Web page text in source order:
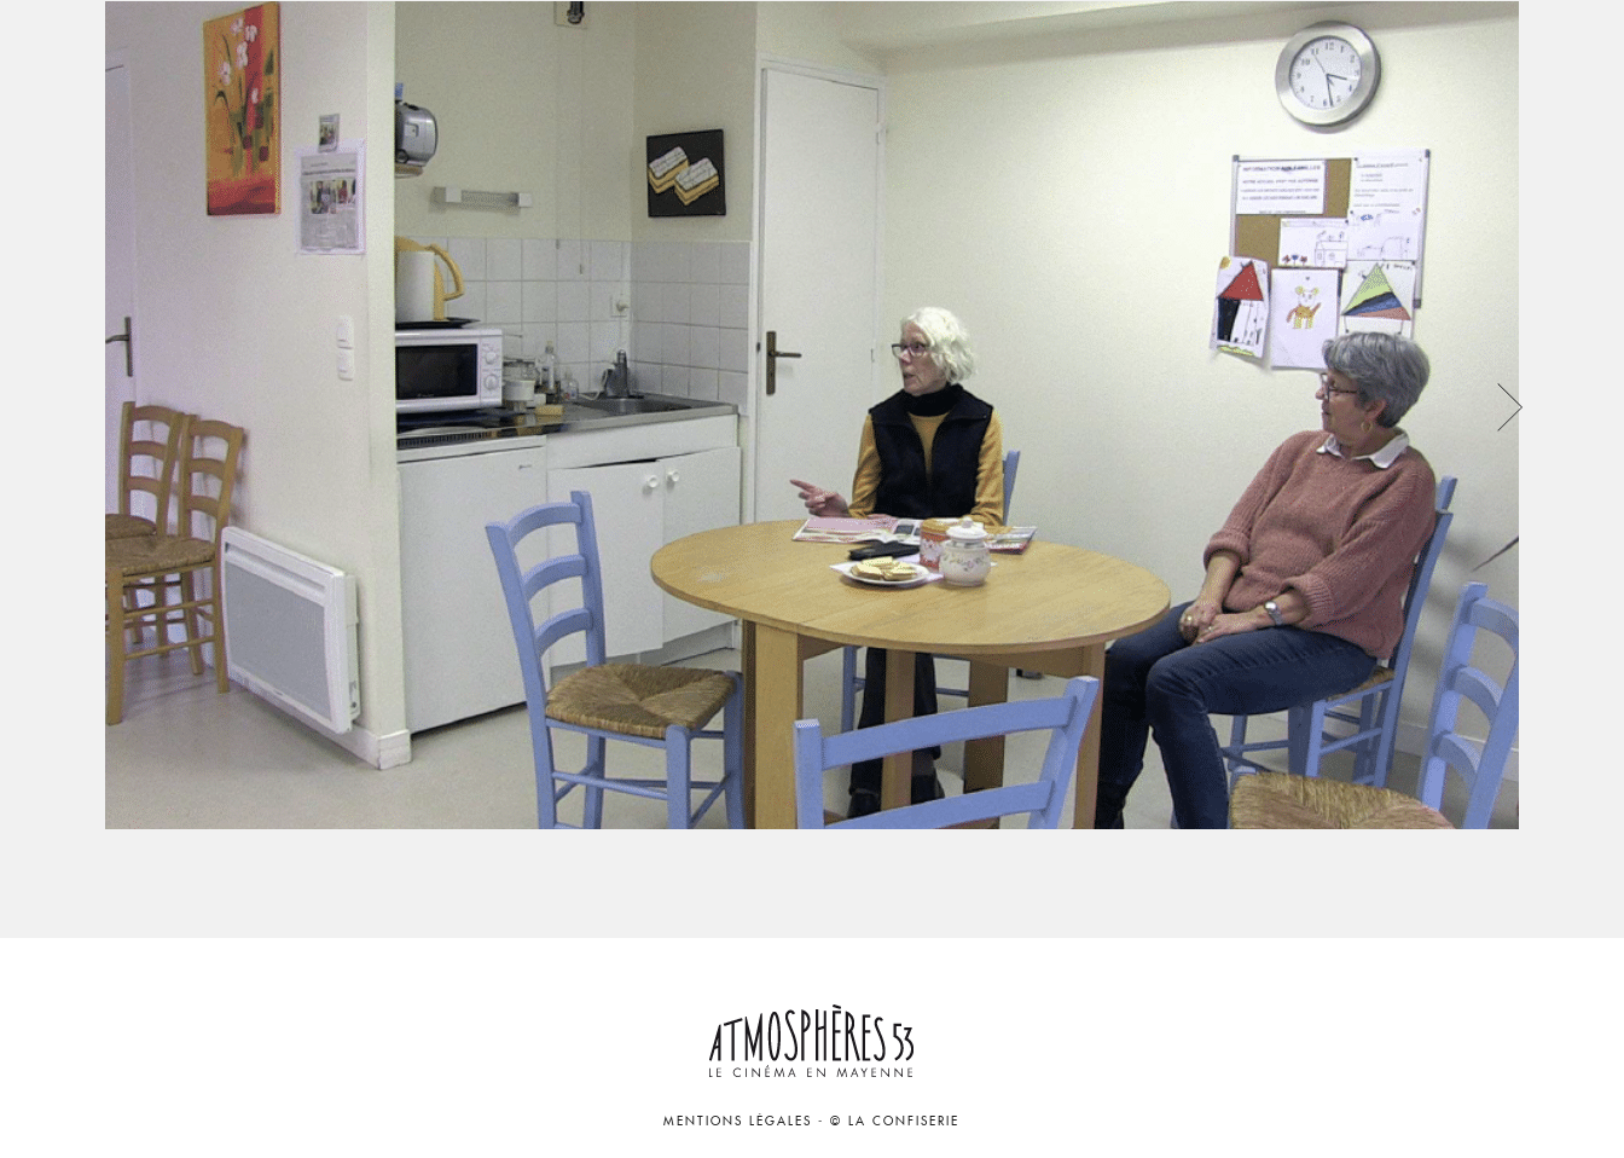
MENTIONS LÉGALES -© LA CONFISERIE